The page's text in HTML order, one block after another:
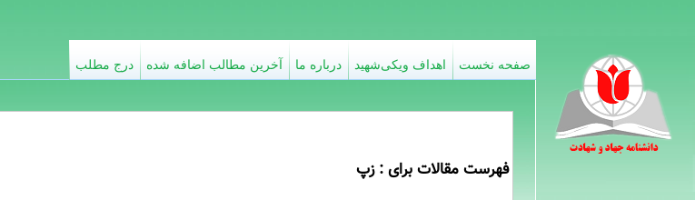
فهرست مقالات برای : زپ
درج مطلب آخرین مطالب اضافه شده درباره ما اهداف ویکی‌شهید صفحه نخست